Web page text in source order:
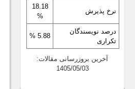
نرخ پذیرش
18.18
%
درصد نویسندگان
تکراری
5.88 %
آخرین بروزرسانی مقالات:
1405/05/03